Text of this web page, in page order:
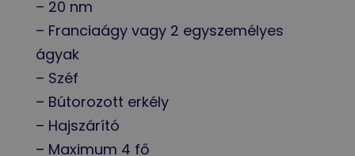
– 20 nm
– Franciaágy vagy 2 egyszemélyes
ágyak
– Széf
– Bútorozott erkély
– Hajszárító
– Maximum 4 fő